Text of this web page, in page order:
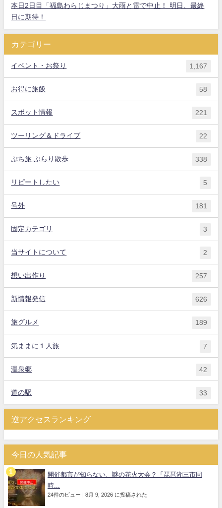
本日2日目「福島わらじまつり」大雨と雷で中止！ 明日、最終
日に期待！
カテゴリー
イベント・お祭り 1,167
お得に旅飯 58
スポット情報 221
ツーリング＆ドライブ 22
ぷち旅 ぶらり散歩 338
リピートしたい 5
号外 181
固定カテゴリ 3
当サイトについて 2
想い出作り 257
新情報発信 626
旅グルメ 189
気ままに１人旅 7
温泉郷 42
道の駅 33
逆アクセスランキング
今日の人気記事
開催都市が知らない、謎の花火大会？「琵琶湖三市同
時...
24件のビュー | 8月 9, 2026 に投稿された